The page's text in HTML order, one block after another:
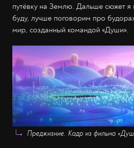
путёвку на Землю. Дальше сюжет я
буду, лучше поговорим про
мир, созданный командой «Души».
Преджизние. Кадр из фильма